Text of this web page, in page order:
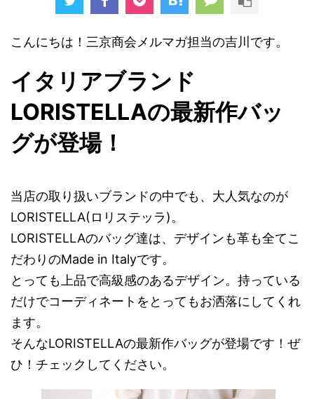
こんにちは！三京商会メルマガ担当の吉川です。
イタリアブランド
LORISTELLAの最新作バッ
グが登場！
当店の取り扱いブランドの中でも、大人気なのが
LORISTELLA(ロリステッラ)。
LORISTELLAのバッグ達は、デザインも革も全てこ
だわりのMade in Italyです。
とっても上品で高級感のあるデザイン。持っている
だけでコーディネートをとってもお洒落にしてくれ
ます。
そんなLORISTELLAの最新作バッグが登場です！ぜ
ひ！チェックしてください。